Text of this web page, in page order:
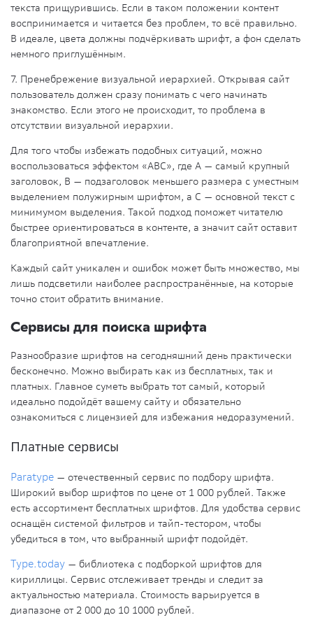
текста прищурившись. Если в таком положении контент
воспринимается и читается без проблем, то всё правильно.
В идеале, цвета должны подчёркивать шрифт, а фон сделать
немного приглушённым.
7. Пренебрежение визуальной иерархией. Открывая сайт
пользователь должен сразу понимать с чего начинать
знакомство. Если этого не происходит, то проблема в
отсутствии визуальной иерархии.
Для того чтобы избежать подобных ситуаций, можно
воспользоваться эффектом «АВС», где А — самый крупный
заголовок, В — подзаголовок меньшего размера с уместным
выделением полужирным шрифтом, а С — основной текст с
минимумом выделения. Такой подход поможет читателю
быстрее ориентироваться в контенте, а значит сайт оставит
благоприятной впечатление.
Каждый сайт уникален и ошибок может быть множество, мы
лишь подсветили наиболее распространённые, на которые
точно стоит обратить внимание.
Сервисы для поиска шрифта
Разнообразие шрифтов на сегодняшний день практически
бесконечно. Можно выбирать как из бесплатных, так и
платных. Главное суметь выбрать тот самый, который
идеально подойдёт вашему сайту и обязательно
ознакомиться с лицензией для избежания недоразумений.
Платные сервисы
Paratype — отечественный сервис по подбору шрифта.
Широкий выбор шрифтов по цене от 1 000 рублей. Также
есть ассортимент бесплатных шрифтов. Для удобства сервис
оснащён системой фильтров и тайп-тестором, чтобы
убедиться в том, что выбранный шрифт подойдёт.
Type.today — библиотека с подборкой шрифтов для
кириллицы. Сервис отслеживает тренды и следит за
актуальностью материала. Стоимость варьируется в
диапазоне от 2 000 до 10 1000 рублей.